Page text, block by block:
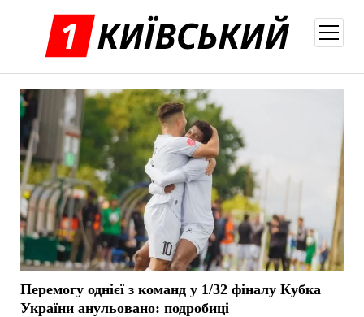
меню
Перемогу однієї з команд у 1/32 фіналу Кубка
України анульовано: подробиці